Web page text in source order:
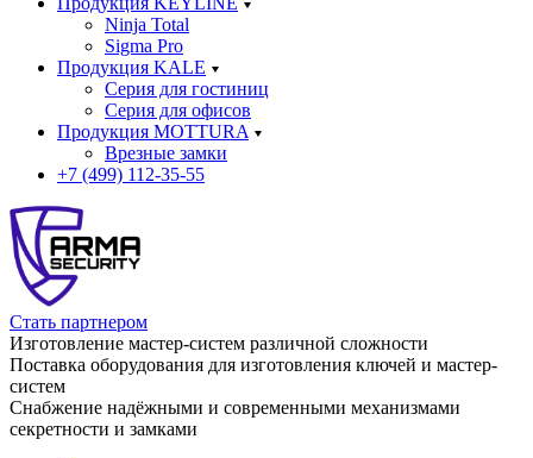
Ninja Total
Sigma Pro
Продукция KALE
Серия для гостиниц
Серия для офисов
Продукция MOTTURA
Врезные замки
+7 (499) 112-35-55
Стать партнером
Изготовление мастер-систем различной сложности
Поставка оборудования для изготовления ключей и мастер-
систем
Снабжение надёжными и современными механизмами
секретности и замками